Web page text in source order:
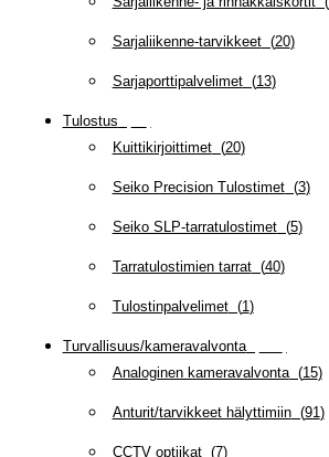
Sarjaliikenne-tarvikkeet(20)
Sarjaporttipalvelimet(13)
Tulostus
Kuittikirjoittimet(20)
Seiko Precision Tulostimet(3)
Seiko SLP-tarratulostimet(5)
Tarratulostimien tarrat(40)
Tulostinpalvelimet(1)
Turvallisuus/kameravalvonta(
Analoginen kameravalvonta(15)
Anturit/tarvikkeet hälyttimiin(91)
CCTV optiikat(7)